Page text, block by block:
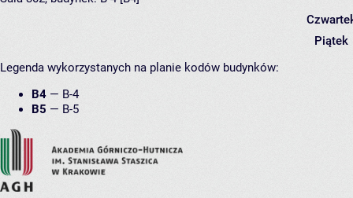
Piątek
Legenda wykorzystanych na planie kodów budynków:
B4 — B-4
B5 — B-5